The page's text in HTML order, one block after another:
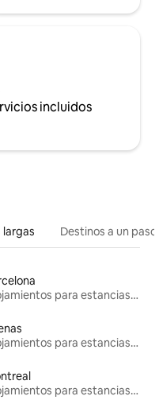
incluidos
largas Destinos a un
Alojamientos para estancias largas
Alojamientos para estancias largas
Alojamientos para estancias largas